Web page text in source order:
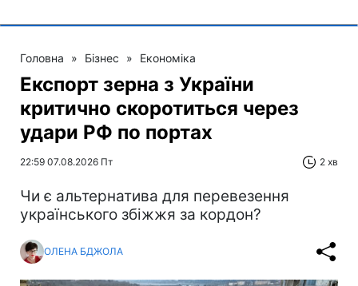
Головна » Бізнес » Економіка
Експорт зерна з України
критично скоротиться через
удари РФ по портах
22:59 07.08.2026 Пт 2 хв
Чи є альтернатива для перевезення
українського збіжжя за кордон?
ОЛЕНА БДЖОЛА